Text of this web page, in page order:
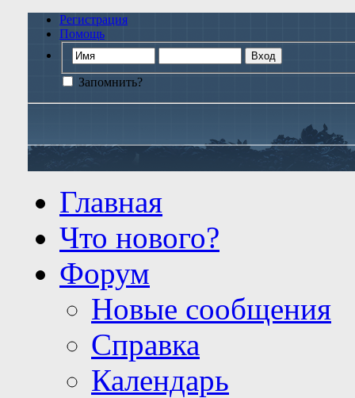
Регистрация
Помощь
Запомнить?
Главная
Что нового?
Форум
Новые сообщения
Справка
Календарь